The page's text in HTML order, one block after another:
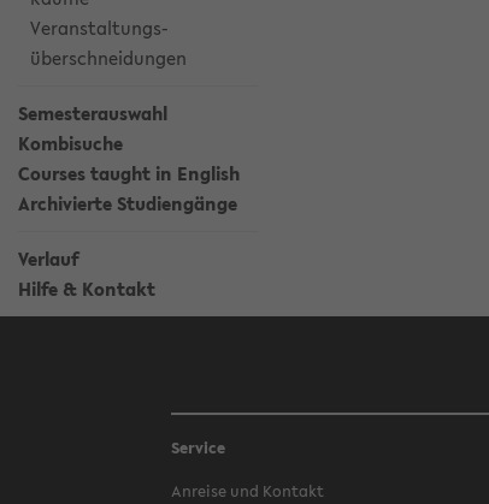
Veranstaltungs-
überschneidungen
Semesterauswahl
Kombisuche
Courses taught in English
Archivierte Studiengänge
Verlauf
Hilfe & Kontakt
Service
Anreise und Kontakt